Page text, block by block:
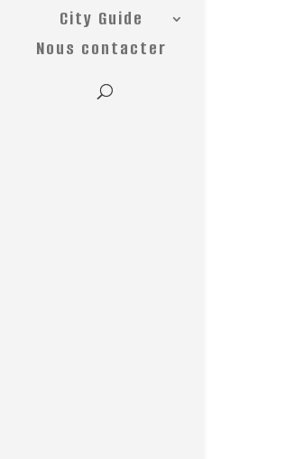
City Guide
Nous contacter